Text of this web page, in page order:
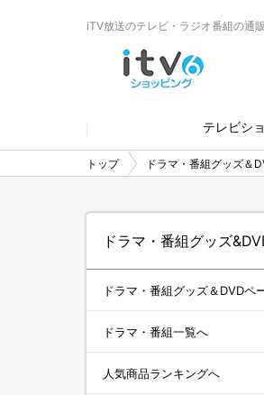
iTV放送のテレビ・ラジオ番組の通
テレビシ
トップ ドラマ・番組グッズ＆
ドラマ・番組グッズ
ドラマ・番組グッズ＆DVDペ
ドラマ・番組一覧へ
人気商品ランキングへ